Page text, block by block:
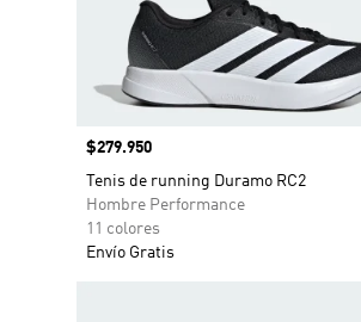
Precio
$279.950
Tenis de running Duramo RC2
Hombre Performance
11 colores
Envío Gratis